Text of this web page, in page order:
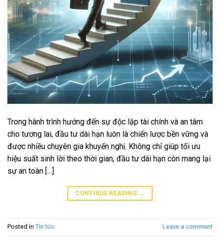
Trong hành trình hướng đến sự độc lập tài chính và an tâm
cho tương lai, đầu tư dài hạn luôn là chiến lược bền vững và
được nhiều chuyên gia khuyến nghị. Không chỉ giúp tối ưu
hiệu suất sinh lời theo thời gian, đầu tư dài hạn còn mang lại
sự an toàn […]
CONTINUE READING →
Posted in Tin tức Leave a comment